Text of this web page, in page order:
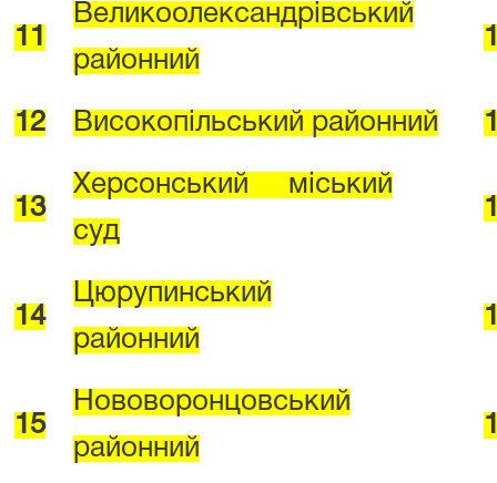
11
Великоолександрівський
районний
12 Високопільський районний
1 3
Херсонський міський
суд
14
Цюрупинський
районний
15
Нововоронцовський
районний